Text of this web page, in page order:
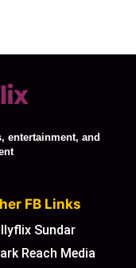
entertainment, and
FB Links
Sundar
Reach Media